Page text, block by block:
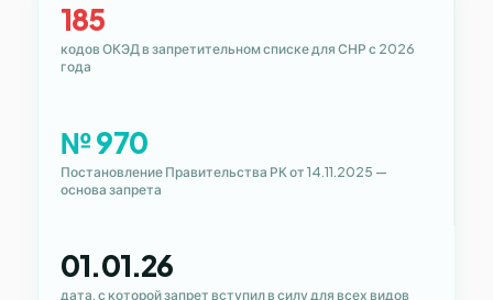
185
кодов ОКЭД в запретительном списке для СНР с 2026
года
№ 970
Постановление Правительства РК от 14.11.2025 —
основа запрета
01.01.26
дата, с которой запрет вступил в силу для всех видов